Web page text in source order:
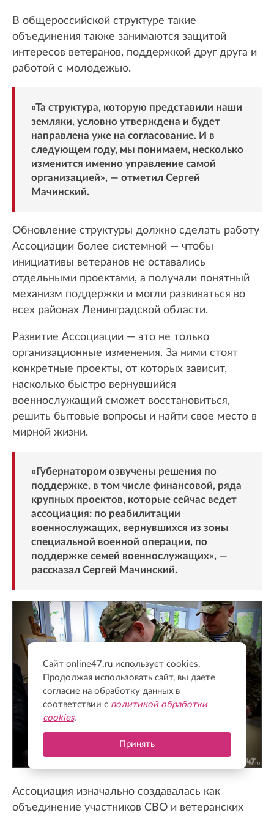
В общероссийской структуре такие
объединения также занимаются защитой
интересов ветеранов, поддержкой друг друга и
работой с молодежью.
«Та структура, которую представили наши
земляки, условно утверждена и будет
направлена уже на согласование. И в
следующем году, мы понимаем, несколько
изменится именно управление самой
организацией», — отметил Сергей
Мачинский.
Обновление структуры должно сделать работу
Ассоциации более системной — чтобы
инициативы ветеранов не оставались
отдельными проектами, а получали понятный
механизм поддержки и могли развиваться во
всех районах Ленинградской области.
Развитие Ассоциации — это не только
организационные изменения. За ними стоят
конкретные проекты, от которых зависит,
насколько быстро вернувшийся
военнослужащий сможет восстановиться,
решить бытовые вопросы и найти свое место в
мирной жизни.
«Губернатором озвучены решения по
поддержке, в том числе финансовой, ряда
крупных проектов, которые сейчас ведет
ассоциация: по реабилитации
военнослужащих, вернувшихся из зоны
специальной военной операции, по
поддержке семей военнослужащих», —
рассказал Сергей Мачинский.
Ассоциация изначально создавалась как
объединение участников СВО и ветеранских
Сайт online47.ru использует cookies.
Продолжая использовать сайт, вы даете
согласие на обработку данных в
соответствии с политикой обработки
cookies.
Принять